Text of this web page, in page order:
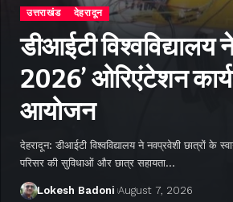
उत्तराखंड देहरादून
डीआईटी विश्वविद्यालय ने
2026’ ओरिएंटेशन
आयोजन
देहरादून: डीआईटी विश्वविद्यालय ने नवप्रवेशी छात्रों के
परिसर की सुविधाओं और छात्र सहायता…
Lokesh Badoni August 7, 2026